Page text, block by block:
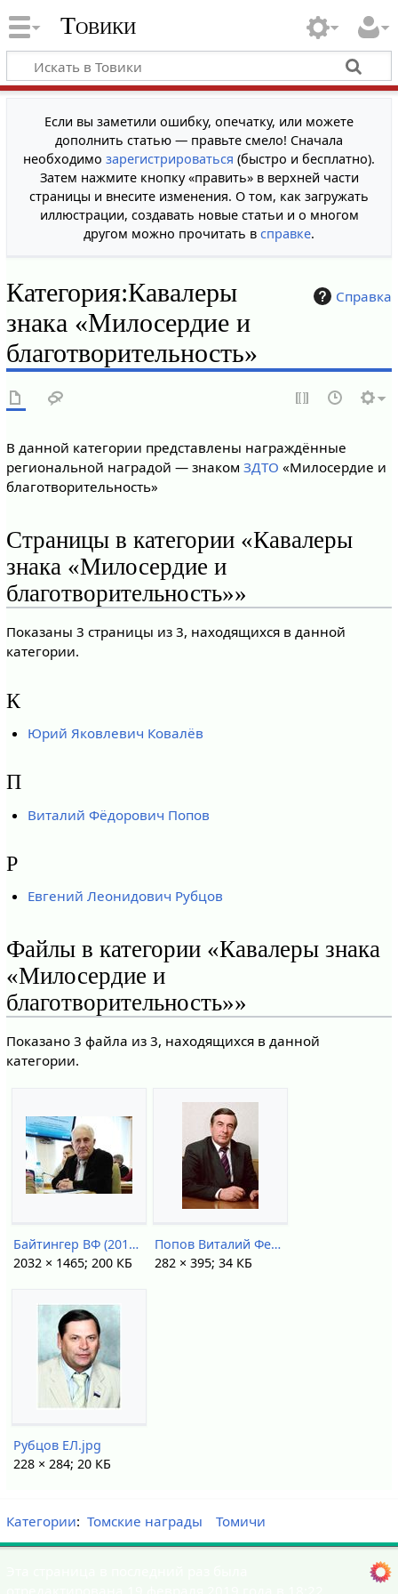
Товики
Если вы заметили ошибку, опечатку, или можете
дополнить статью — правьте смело! Сначала
необходимо зарегистрироваться (быстро и бесплатно).
Затем нажмите кнопку «править» в верхней части
страницы и внесите изменения. О том, как загружать
иллюстрации, создавать новые статьи и о многом
другом можно прочитать в справке.
Справка
Категория:Кавалеры
знака «Милосердие и
благотворительность»
В данной категории представлены награждённые
региональной наградой — знаком ЗДТО «Милосердие и
благотворительность»
Страницы в категории «Кавалеры
знака «Милосердие и
благотворительность»»
Показаны 3 страницы из 3, находящихся в данной
категории.
К
Юрий Яковлевич Ковалёв
П
Виталий Фёдорович Попов
Р
Евгений Леонидович Рубцов
Файлы в категории «Кавалеры знака
«Милосердие и
благотворительность»»
Показано 3 файла из 3, находящихся в данной
категории.
Байтингер ВФ (2018).jpg
2032 × 1465; 200 КБ
Попов Виталий Федорович.jpg
282 × 395; 34 КБ
Рубцов ЕЛ.jpg
228 × 284; 20 КБ
Категории: Томские награды Томичи